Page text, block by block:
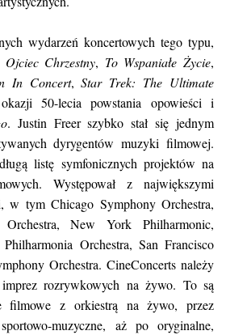
wydarzeń koncertowych tego typu,
Ojciec Chrzestny, To Wspaniałe Życie,
In Concert,Star Trek: The Ultimate
50-lecia powstania opowieści i
. Justin Freer szybko stał się jednym
dyrygentów muzyki filmowej.
listę symfonicznych projektów na
Występował z największymi
w tym Chicago Symphony Orchestra,
New York Philharmonic,
Orchestra, San Francisco
Orchestra. CineConcerts należy
rozrywkowych na żywo. To są
filmowe z orkiestrą na żywo, przez
muzyczne, aż po oryginalne,